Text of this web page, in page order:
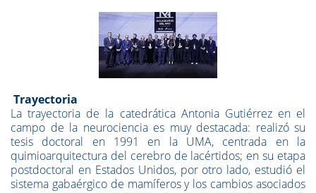
Trayectoria
La trayectoria de la catedrática Antonia Gutiérrez en el
campo de la neurociencia es muy destacada: realizó su
tesis doctoral en 1991 en la UMA, centrada en la
quimioarquitectura del cerebro de lacértidos; en su etapa
postdoctoral en Estados Unidos, por otro lado, estudió el
sistema gabaérgico de mamíferos y los cambios asociados